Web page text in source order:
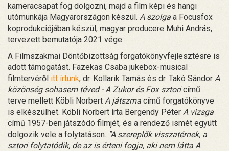
kameracsapat fog dolgozni, majd a film képi és hangi
utómunkája Magyarországon készül. A szolga a Focusfox
koprodukciójában készül, magyar producere Muhi András,
tervezett bemutatója 2021 vége.
A Filmszakmai Döntőbizottság forgatókönyvfejlesztésre is
adott támogatást. Fazekas Csaba jukebox-musical
filmtervéről itt írtunk, dr. Kollarik Tamás és dr. Takó Sándor A
közönség sohasem téved - A Zukor és Fox sztoricímű
terve mellett Köbli Norbert A játszma című forgatókönyve
is elkészülhet. Köbli Norbert írta Bergendy Péter A vizsga
című 1957-ben játszódó filmjét, és a rendező ismét együtt
dolgozik vele a folytatáson. "A szereplők visszatérnek, a
sztori folytatódik, de az is érteni fogja, aki nem látta A